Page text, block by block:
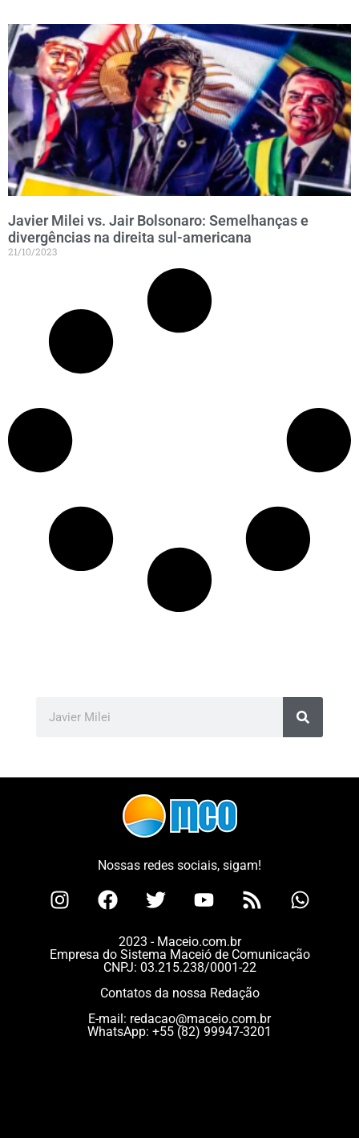
Javier Milei vs. Jair Bolsonaro: Semelhanças e
divergências na direita sul-americana
21/10/2023
Nossas redes sociais, sigam!
2023 - Maceio.com.br
Empresa do Sistema Maceió de Comunicação
CNPJ: 03.215.238/0001-22
Contatos da nossa Redação
E-mail: redacao@maceio.com.br
WhatsApp: +55 (82) 99947-3201